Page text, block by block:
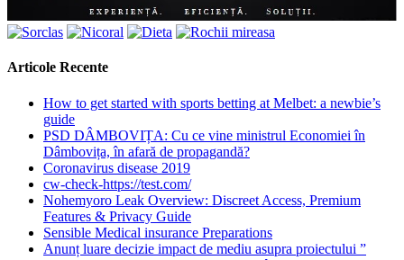
Articole Recente
How to get started with sports betting at Melbet: a newbie’s
guide
PSD DÂMBOVIȚA: Cu ce vine ministrul Economiei în
Dâmbovița, în afară de propagandă?
Coronavirus disease 2019
cw-check-https://test.com/
Nohemyoro Leak Overview: Discreet Access, Premium
Features & Privacy Guide
Sensible Medical insurance Preparations
Anunț luare decizie impact de mediu asupra proiectului ”